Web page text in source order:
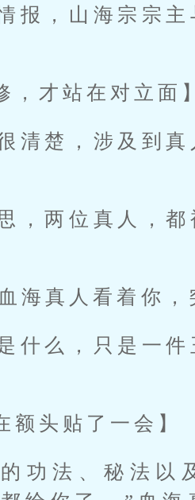
报，山海宗宗
，才站在对立面】
清楚，涉及到
，两位真人，
海真人看着你，
什么，只是一
额头贴了一会】
功法、秘法以